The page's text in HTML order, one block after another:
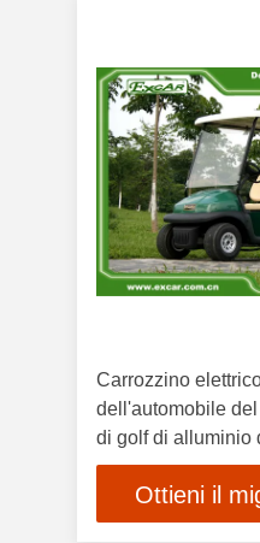
Carrozzino
dell'automobile
di golf di alluminio
Ottieni il